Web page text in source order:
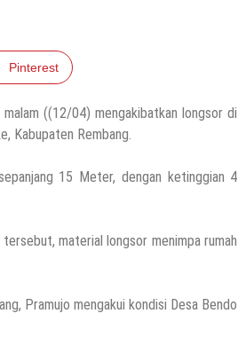
Pinterest
((12/04) mengakibatkan longsor di
Kabupaten Rembang.
15 Meter, dengan ketinggian 4
material longsor menimpa rumah
Pramujo mengakui kondisi Desa Bendo